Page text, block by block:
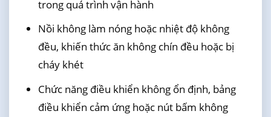
trong quá trình vận hành
Nồi không làm nóng hoặc nhiệt độ không
đều, khiến thức ăn không chín đều hoặc bị
cháy khét
Chức năng điều khiển không ổn định, bảng
điều khiển cảm ứng hoặc nút bấm không